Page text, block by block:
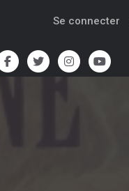
Se connecter